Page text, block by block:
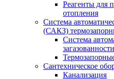
Реагенты для
отопления
Система
(САКЗ)
Система
Сантехническое
Канализация